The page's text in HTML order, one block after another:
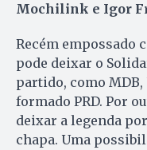
Mochilink e Igor
Recém empossado
pode deixar o
partido, como
formado PRD. Por
deixar a legenda
chapa. Uma